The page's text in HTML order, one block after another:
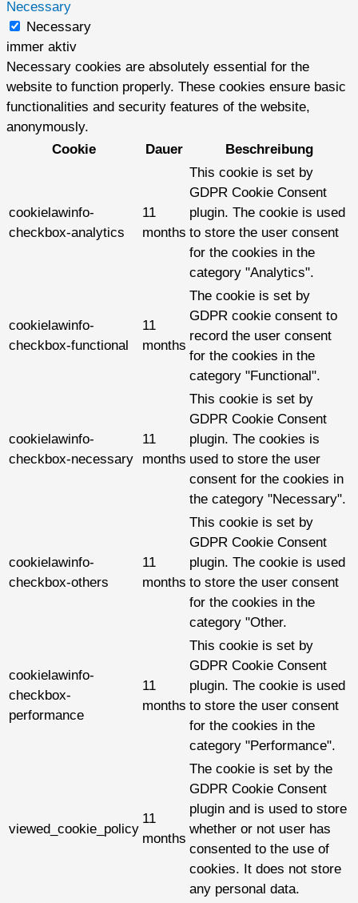
Necessary
Necessary
immer aktiv
Necessary cookies are absolutely essential for the
website to function properly. These cookies ensure basic
functionalities and security features of the website,
anonymously.
Cookie
Dauer Beschreibung
cookielawinfo-
checkbox-analytics
11
months
This cookie is set by
GDPR Cookie Consent
plugin. The cookie is used
to store the user consent
for the cookies in the
category "Analytics".
cookielawinfo-
checkbox-functional
11
months
The cookie is set by
GDPR cookie consent to
record the user consent
for the cookies in the
category "Functional".
cookielawinfo-
checkbox-necessary
11
months
This cookie is set by
GDPR Cookie Consent
plugin. The cookies is
used to store the user
consent for the cookies in
the category "Necessary".
cookielawinfo-
checkbox-others
11
months
This cookie is set by
GDPR Cookie Consent
plugin. The cookie is used
to store the user consent
for the cookies in the
category "Other.
cookielawinfo-
checkbox-
performance
11
months
This cookie is set by
GDPR Cookie Consent
plugin. The cookie is used
to store the user consent
for the cookies in the
category "Performance".
viewed_cookie_policy
11
months
The cookie is set by the
GDPR Cookie Consent
plugin and is used to store
whether or not user has
consented to the use of
cookies. It does not store
any personal data.